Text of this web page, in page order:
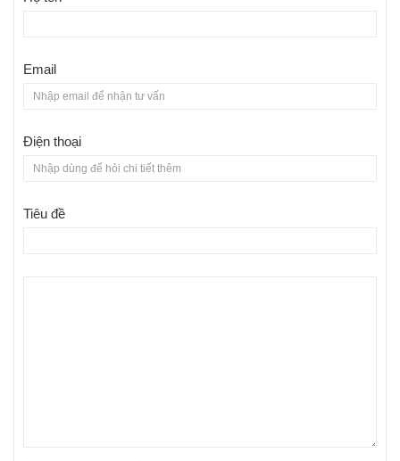
Email
Điện thoại
Tiêu đề